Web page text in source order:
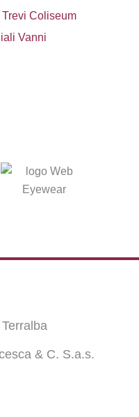
Coliseum
Vanni
& C. S.a.s.